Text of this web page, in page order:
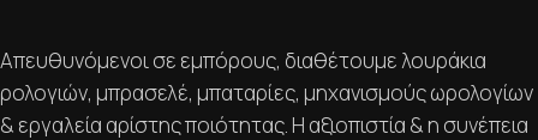
Απευθυνόμενοι σε εμπόρους, διαθέτουμε λουράκια
ρολογιών, μπρασελέ, μπαταρίες, μηχανισμούς ωρολογίων
& εργαλεία αρίστης ποιότητας. Η αξιοπιστία & η συνέπεια